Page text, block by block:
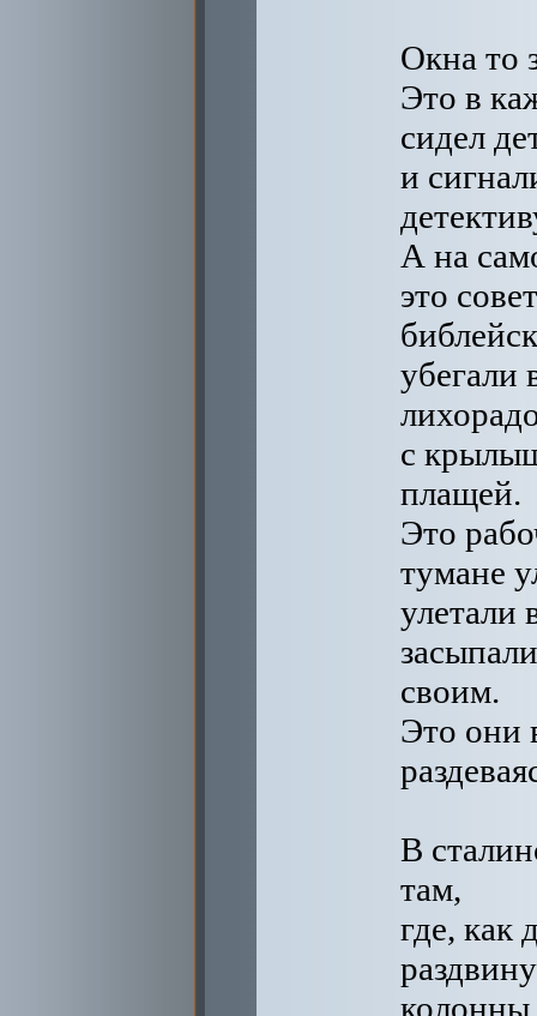
Окна то
Это в
сидел
и
А на
это
убегали
с
плащей.
Это
тумане
улетали
своим.
Это они
В
там,
где, как
колонны,